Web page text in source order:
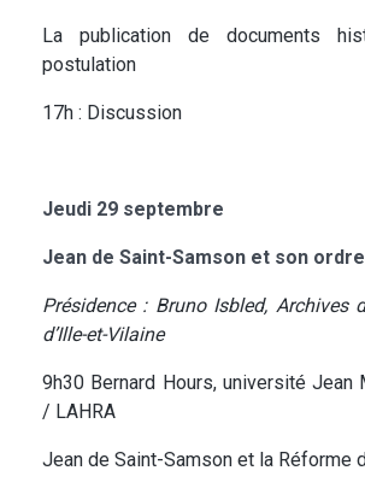
La publication de documents
postulation
17h : Discussion
Jeudi 29 septembre
Jean de Saint-Samson et son ordre
Présidence : Bruno Isbled, Archives
d’Ille-et-Vilaine
9h30 Bernard Hours, université Jean
/ LAHRA
Jean de Saint-Samson et la Réforme